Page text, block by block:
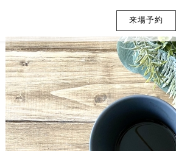
来場予約